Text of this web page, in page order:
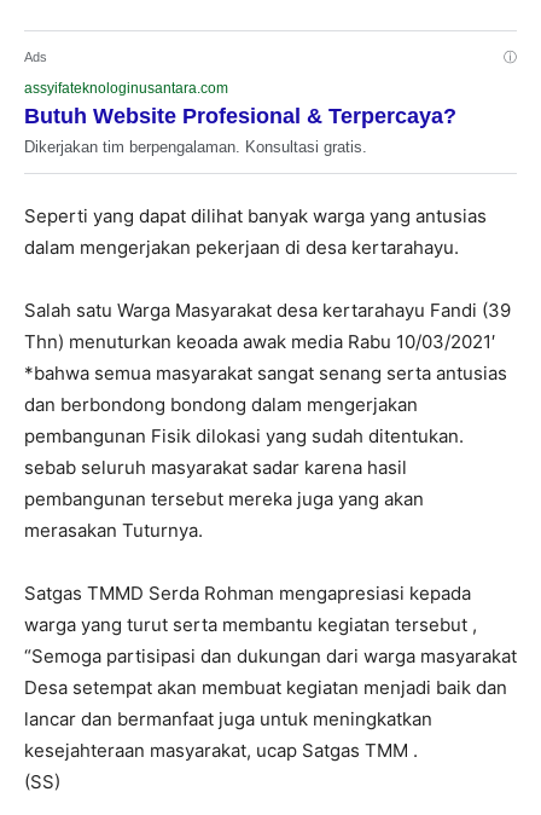
Ads ⓘ
assyifateknologinusantara.com
Butuh Website Profesional & Terpercaya?
Dikerjakan tim berpengalaman. Konsultasi gratis.
Seperti yang dapat dilihat banyak warga yang antusias
dalam mengerjakan pekerjaan di desa kertarahayu.
Salah satu Warga Masyarakat desa kertarahayu Fandi (39
Thn) menuturkan keoada awak media Rabu 10/03/2021′
*bahwa semua masyarakat sangat senang serta antusias
dan berbondong bondong dalam mengerjakan
pembangunan Fisik dilokasi yang sudah ditentukan.
sebab seluruh masyarakat sadar karena hasil
pembangunan tersebut mereka juga yang akan
merasakan Tuturnya.
Satgas TMMD Serda Rohman mengapresiasi kepada
warga yang turut serta membantu kegiatan tersebut ,
“Semoga partisipasi dan dukungan dari warga masyarakat
Desa setempat akan membuat kegiatan menjadi baik dan
lancar dan bermanfaat juga untuk meningkatkan
kesejahteraan masyarakat, ucap Satgas TMM .
(SS)